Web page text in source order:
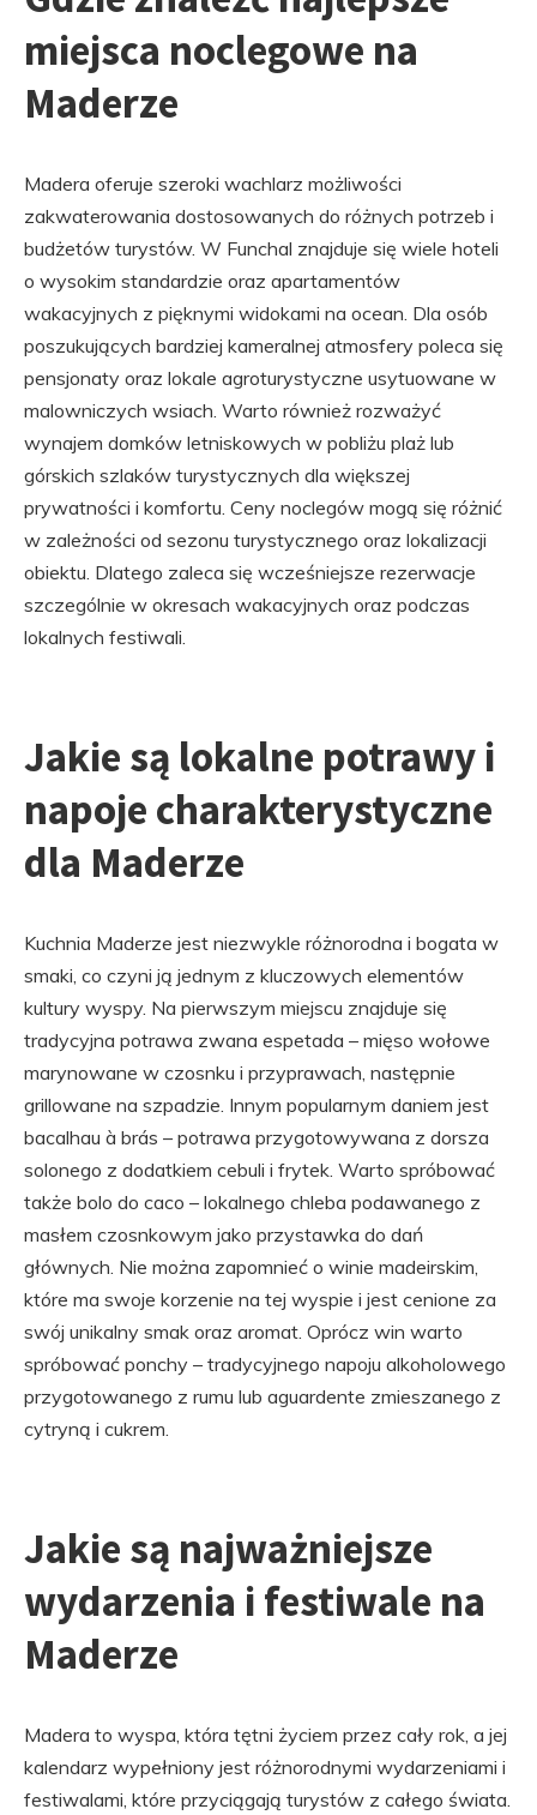
miejsca noclegowe na
Maderze
Madera oferuje szeroki wachlarz możliwości
zakwaterowania dostosowanych do różnych potrzeb i
budżetów turystów. W Funchal znajduje się wiele hoteli
o wysokim standardzie oraz apartamentów
wakacyjnych z pięknymi widokami na ocean. Dla osób
poszukujących bardziej kameralnej atmosfery poleca się
pensjonaty oraz lokale agroturystyczne usytuowane w
malowniczych wsiach. Warto również rozważyć
wynajem domków letniskowych w pobliżu plaż lub
górskich szlaków turystycznych dla większej
prywatności i komfortu. Ceny noclegów mogą się różnić
w zależności od sezonu turystycznego oraz lokalizacji
obiektu. Dlatego zaleca się wcześniejsze rezerwacje
szczególnie w okresach wakacyjnych oraz podczas
lokalnych festiwali.
Jakie są lokalne potrawy i
napoje charakterystyczne
dla Maderze
Kuchnia Maderze jest niezwykle różnorodna i bogata w
smaki, co czyni ją jednym z kluczowych elementów
kultury wyspy. Na pierwszym miejscu znajduje się
tradycyjna potrawa zwana espetada – mięso wołowe
marynowane w czosnku i przyprawach, następnie
grillowane na szpadzie. Innym popularnym daniem jest
bacalhau à brás – potrawa przygotowywana z dorsza
solonego z dodatkiem cebuli i frytek. Warto spróbować
także bolo do caco – lokalnego chleba podawanego z
masłem czosnkowym jako przystawka do dań
głównych. Nie można zapomnieć o winie madeirskim,
które ma swoje korzenie na tej wyspie i jest cenione za
swój unikalny smak oraz aromat. Oprócz win warto
spróbować ponchy – tradycyjnego napoju alkoholowego
przygotowanego z rumu lub aguardente zmieszanego z
cytryną i cukrem.
Jakie są najważniejsze
wydarzenia i festiwale na
Maderze
Madera to wyspa, która tętni życiem przez cały rok, a jej
kalendarz wypełniony jest różnorodnymi wydarzeniami i
festiwalami, które przyciągają turystów z całego świata.